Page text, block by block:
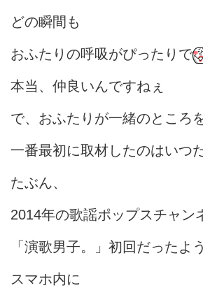
どの瞬間も
おふたりの呼吸がぴったりで
本当、仲良いんですねぇ
で、おふたりが一緒のところ
一番最初に取材したのはいつ
たぶん、
2014年の歌謡ポップスチャン
「演歌男子。」初回だったよ
スマホ内に